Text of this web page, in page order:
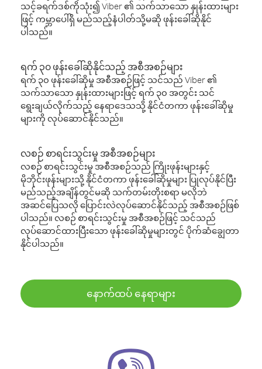
သင့်ခရက်ဒစ်ကိုသုံး၍ Viber ၏ သက်သာသော နှုန်းထားများ
ဖြင့် ကမ္ဘာပေါ်ရှိ မည်သည့်နံပါတ်သို့မဆို ဖုန်းခေါ်ဆိုနိုင်
ပါသည်။
ရက် ၃၀ ဖုန်းခေါ်ဆိုနိုင်သည့် အစီအစဉ်များ
ရက် ၃၀ ဖုန်းခေါ်ဆိုမှု အစီအစဉ်ဖြင့် သင်သည် Viber ၏
သက်သာသော နှုန်းထားများဖြင့် ရက် ၃၀ အတွင်း သင်
ရွေးချယ်လိုက်သည့် နေရာဒေသသို့ နိုင်ငံတကာ ဖုန်းခေါ်ဆိုမှု
များကို လုပ်ဆောင်နိုင်သည်။
လစဉ် စာရင်းသွင်းမှု အစီအစဉ်များ
လစဉ် စာရင်းသွင်းမှု အစီအစဉ်သည် ကြိုးဖုန်းများနှင့်
မိုဘိုင်းဖုန်းများသို့ နိုင်ငံတကာ ဖုန်းခေါ်ဆိုမှုများ ပြုလုပ်နိုင်ပြီး
မည်သည့်အချိန်တွင်မဆို သက်တမ်းတိုးစရာ မလိုဘဲ
အဆင်ပြေသလို ပြောင်းလဲလုပ်ဆောင်နိုင်သည့် အစီအစဉ်ဖြစ်
ပါသည်။ လစဉ် စာရင်းသွင်းမှု အစီအစဉ်ဖြင့် သင်သည်
လုပ်ဆောင်ထားပြီးသော ဖုန်းခေါ်ဆိုမှုများတွင် ပိုက်ဆံချွေတာ
နိုင်ပါသည်။
နောက်ထပ် နေရာများ